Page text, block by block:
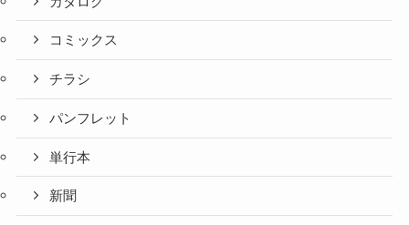
コミックス
チラシ
パンフレット
単行本
新聞